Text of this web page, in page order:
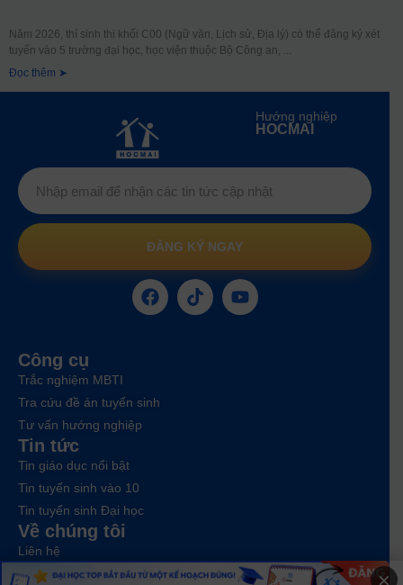
Năm 2026, thí sinh thi khối C00 (Ngữ văn, Lịch sử, Địa lý) có thể đăng ký xét
tuyển vào 5 trường đại học, học viện thuộc Bộ Công an,
Đọc thêm ➤
Hướng nghiệp
HOCMAI
ĐĂNG KÝ NGAY
Công cụ
Trắc nghiệm MBTI
Tra cứu đề án tuyển sinh
Tư vấn hướng nghiệp
Tin tức
Tin giáo dục nổi bật
Tin tuyển sinh vào 10
Tin tuyển sinh Đại học
Về chúng tôi
Liên hệ
Điều khoản dịch vụ
×